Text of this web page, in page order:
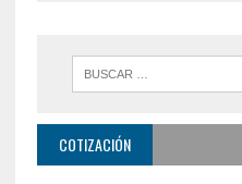
COTIZACIÓN